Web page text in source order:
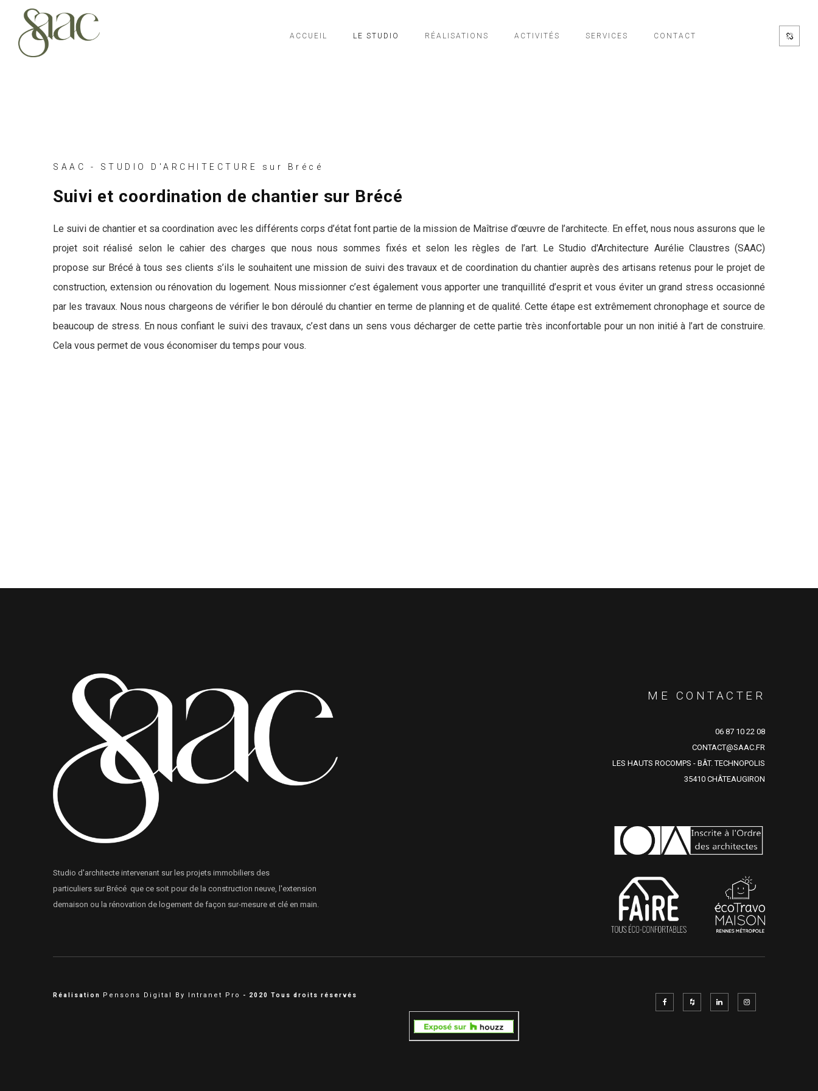
ACCUEIL LE STUDIO RÉALISATIONS ACTIVITÉS SERVICES CONTACT
SAAC - STUDIO D'ARCHITECTURE sur Brécé
Suivi et coordination de chantier sur Brécé
Le suivi de chantier et sa coordination avec les différents corps d’état font partie de la mission de Maîtrise d’œuvre de l’architecte. En effet, nous nous assurons que le
projet soit réalisé selon le cahier des charges que nous nous sommes fixés et selon les règles de l’art. Le Studio d'Architecture Aurélie Claustres (SAAC)
propose sur Brécé à tous ses clients s’ils le souhaitent une mission de suivi des travaux et de coordination du chantier auprès des artisans retenus pour le projet de
construction, extension ou rénovation du logement. Nous missionner c’est également vous apporter une tranquillité d’esprit et vous éviter un grand stress occasionné
par les travaux. Nous nous chargeons de vérifier le bon déroulé du chantier en terme de planning et de qualité. Cette étape est extrêmement chronophage et source de
beaucoup de stress. En nous confiant le suivi des travaux, c’est dans un sens vous décharger de cette partie très inconfortable pour un non initié à l’art de construire.
Cela vous permet de vous économiser du temps pour vous.
Studio d'architecte intervenant sur les projets immobiliers des
particuliers sur Brécé que ce soit pour de la construction neuve, l'extension
demaison ou la rénovation de logement de façon sur-mesure et clé en main.
ME CONTACTER
06 87 10 22 08
CONTACT@SAAC.FR
LES HAUTS ROCOMPS - BÂT. TECHNOPOLIS
35410 CHÂTEAUGIRON
Réalisation Pensons Digital By Intranet Pro - 2020 Tous droits réservés